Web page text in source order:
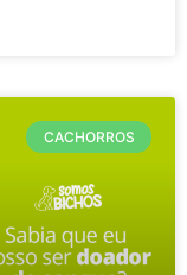
CACHORROS